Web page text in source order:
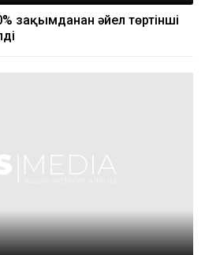
зақымданған әйел төртінші